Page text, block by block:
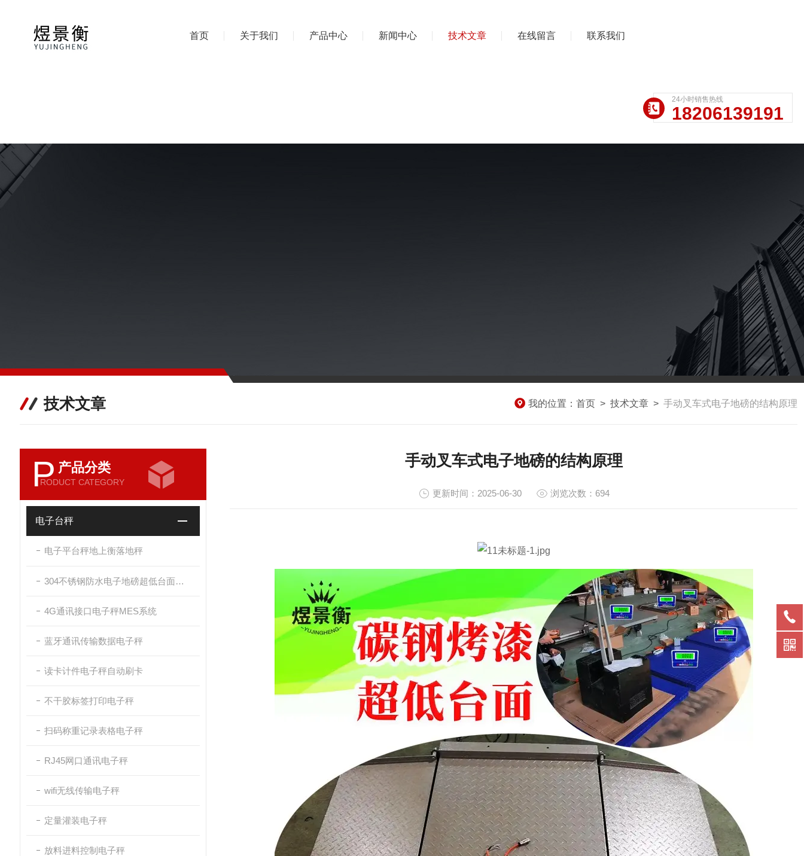
首页 关于我们 产品中心 新闻中心 技术文章 在线留言 联系我们
24小时销售热线
18206139191
技术文章 我的位置： 首页 > 技术文章 > 手动叉车式电子地磅的结构原理
P 产品分类
RODUCT CATEGORY
电子台秤
电子平台秤地上衡落地秤
304不锈钢防水电子地磅超低台面带斜坡
4G通讯接口电子秤MES系统
蓝牙通讯传输数据电子秤
读卡计件电子秤自动刷卡
不干胶标签打印电子秤
扫码称重记录表格电子秤
RJ45网口通讯电子秤
wifi无线传输电子秤
定量灌装电子秤
放料进料控制电子秤
手动叉车式电子地磅的结构原理
更新时间：2025-06-30 浏览次数：694